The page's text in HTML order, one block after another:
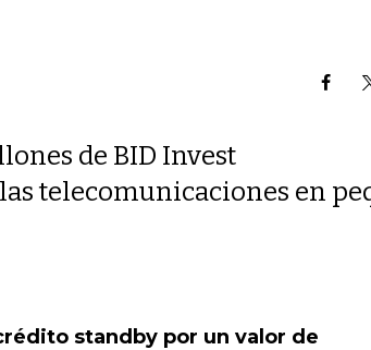
de BID Invest
telecomunicaciones en
standby por un valor de